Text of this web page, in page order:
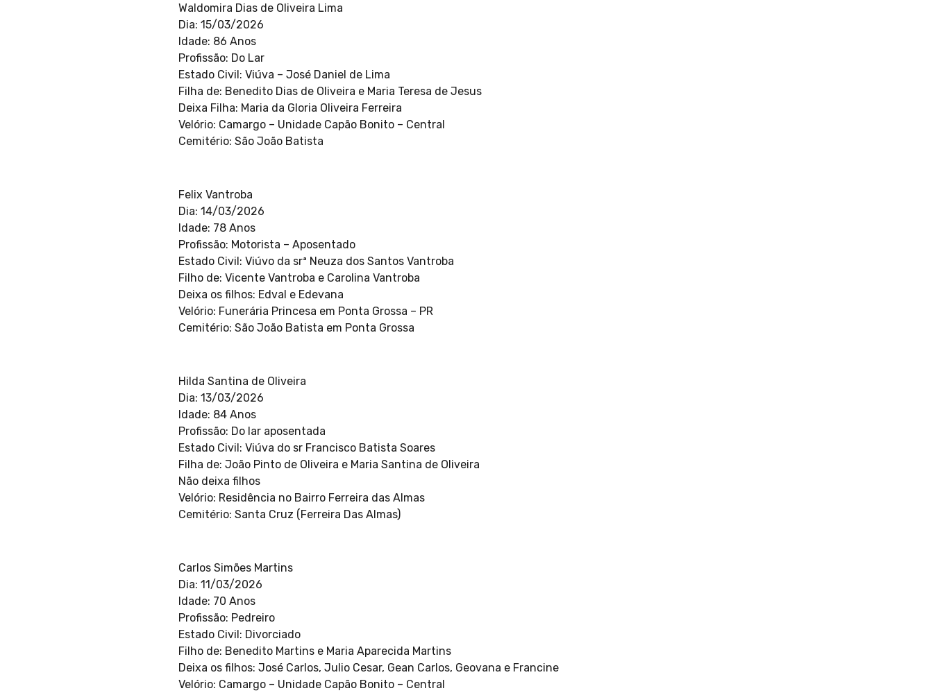
Waldomira Dias de Oliveira Lima
Dia: 15/03/2026
Idade: 86 Anos
Profissão: Do Lar
Estado Civil: Viúva – José Daniel de Lima
Filha de: Benedito Dias de Oliveira e Maria Teresa de Jesus
Deixa Filha: Maria da Gloria Oliveira Ferreira
Velório: Camargo – Unidade Capão Bonito – Central
Cemitério: São João Batista
Felix Vantroba
Dia: 14/03/2026
Idade: 78 Anos
Profissão: Motorista – Aposentado
Estado Civil: Viúvo da srª Neuza dos Santos Vantroba
Filho de: Vicente Vantroba e Carolina Vantroba
Deixa os filhos: Edval e Edevana
Velório: Funerária Princesa em Ponta Grossa – PR
Cemitério: São João Batista em Ponta Grossa
Hilda Santina de Oliveira
Dia: 13/03/2026
Idade: 84 Anos
Profissão: Do lar aposentada
Estado Civil: Viúva do sr Francisco Batista Soares
Filha de: João Pinto de Oliveira e Maria Santina de Oliveira
Não deixa filhos
Velório: Residência no Bairro Ferreira das Almas
Cemitério: Santa Cruz (Ferreira Das Almas)
Carlos Simões Martins
Dia: 11/03/2026
Idade: 70 Anos
Profissão: Pedreiro
Estado Civil: Divorciado
Filho de: Benedito Martins e Maria Aparecida Martins
Deixa os filhos: José Carlos, Julio Cesar, Gean Carlos, Geovana e Francine
Velório: Camargo – Unidade Capão Bonito – Central